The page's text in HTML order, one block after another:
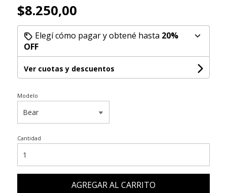
$8.250,00
Elegí cómo pagar y obtené hasta 20%
OFF
Ver cuotas y descuentos
Modelo
Cantidad
AGREGAR AL CARRITO